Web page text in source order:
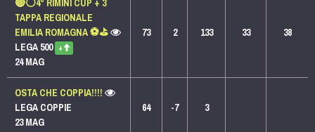
TAPPA REGIONALE
EMILIA ROMAGNA ⚽️⛳️
LEGA 500 +
24 MAG
73 2 133 33 38
OSTA CHE COPPIA!!!!
LEGA COPPIE
23 MAG
64 -7 3